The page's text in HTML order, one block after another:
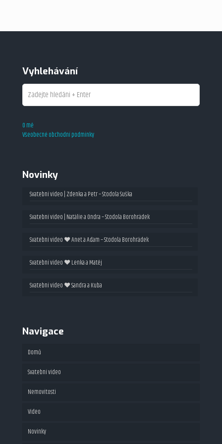
Vyhlehávání
O mě
Všeobecné obchodní podmínky
Novinky
Svatební video | Zdenka a Petr – Stodola Suška
Svatební video | Natálie a Ondra – Stodola Borohrádek
Svatební video ❤ Anet a Adam – Stodola Borohrádek
Svatební video ❤ Lenka a Matěj
Svatební video ❤ Sandra a Kuba
Navigace
Domů
Svatební video
Nemovitosti
Fotografie
Videoprohlídky
Video
Maturitní video
Novinky